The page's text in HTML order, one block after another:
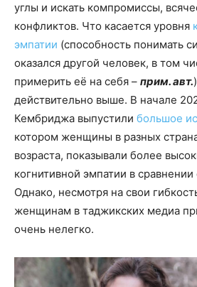
углы и искать компромиссы,
конфликтов. Что касается уровня
эмпатии (способность понимать
оказался другой человек, в том
примерить её на себя – прим. авт.
действительно выше. В начале
Кембриджа выпустили большое
котором женщины в разных
возраста, показывали более
когнитивной эмпатии в
Однако, несмотря на свои
женщинам в таджикских медиа
очень нелегко.